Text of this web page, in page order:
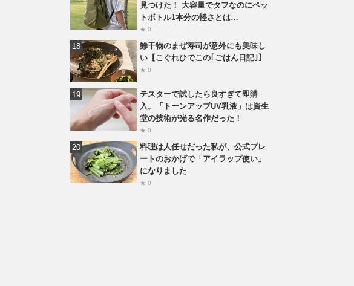
見つけた！ 大容量でタフなのにペッ
トボトル1本分の軽さとは…
★ 0
鯵干物のまぜ寿司が意外にも美味し
い【こぐれひでこの｢ごはん日記｣】
★ 0
テスターで試したら良すぎて即購
入。「トーンアップUV乳液」は資生
堂の技術が光る名作だった！
★ 0
料理は人任せだった私が、公式プレ
ートのおかげで「アイラップ使い」
になりました
★ 0